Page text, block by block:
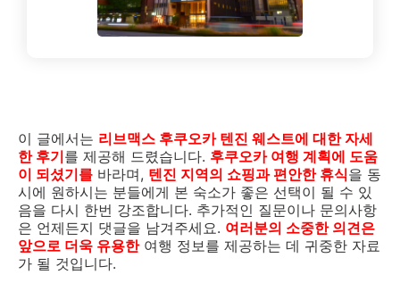
이 글에서는 리브맥스 후쿠오카 텐진 웨스트에 대한 자세
한 후기를 제공해 드렸습니다. 후쿠오카 여행 계획에 도움
이 되셨기를 바라며, 텐진 지역의 쇼핑과 편안한 휴식을 동
시에 원하시는 분들에게 본 숙소가 좋은 선택이 될 수 있
음을 다시 한번 강조합니다. 추가적인 질문이나 문의사항
은 언제든지 댓글을 남겨주세요. 여러분의 소중한 의견은
앞으로 더욱 유용한여행 정보를 제공하는 데 귀중한 자료
가 될 것입니다.